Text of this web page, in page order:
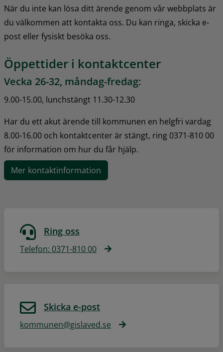
När du inte kan lösa ditt ärende genom vår webbplats är
du välkommen att kontakta oss. Du kan ringa, skicka e-
post eller fysiskt besöka oss.
Öppettider i kontaktcenter
Vecka 26-32, måndag-fredag:
9.00-15.00, lunchstängt 11.30-12.30
Har du ett akut ärende till kommunen en helgfri vardag
8.00-16.00 och kontaktcenter är stängt, ring 0371-810 00
för information om hur du får hjälp.
Mer kontaktinformation
Ring oss
Telefon: 0371-810 00
Skicka e-post
kommunen@gislaved.se